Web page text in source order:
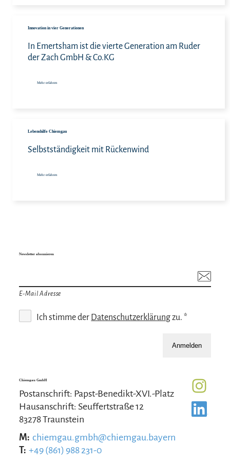
Innovation in vier Generationen
In Emertsham ist die vierte Generation am Ruder
der Zach GmbH & Co.KG
Mehr erfahren
Lebenshilfe Chiemgau
Selbstständigkeit mit Rückenwind
Mehr erfahren
Newsletter abonnieren
E-Mail Adresse
Ich stimme der Datenschutzerklärungzu. *
Anmelden
Chiemgau GmbH
Postanschrift: Papst-Benedikt-XVI.-Platz
Hausanschrift: Seuffertstraße 12
83278 Traunstein
M: chiemgau.gmbh@chiemgau.bayern
T: +49 (861) 988 231-0